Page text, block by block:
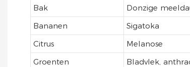
Bak
Donzige
Bananen
Sigatoka
Citrus
Melanose
Groenten
Bladvlek,